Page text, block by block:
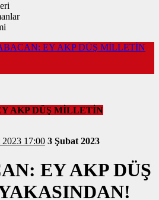
EY AKP DÜŞ MİLLETİN
AKP DÜŞ MİLLETİN
2023 17:00 3 Şubat 2023
EY AKP DÜŞ